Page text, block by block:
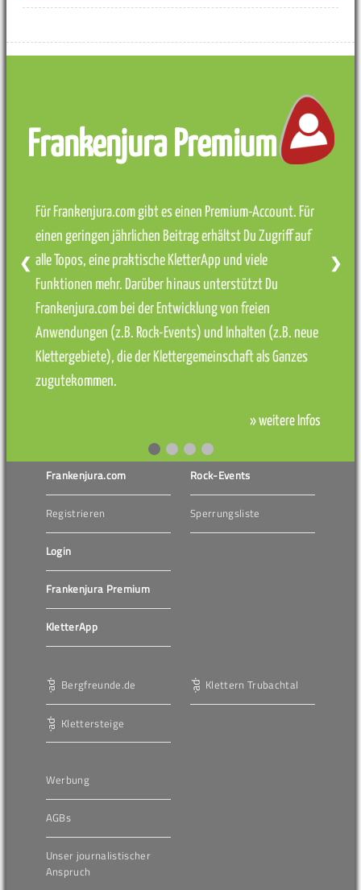
Frankenjura Premium
Für Frankenjura.com gibt es einen Premium-Account. Für
einen geringen jährlichen Beitrag erhältst Du Zugriff auf
alle Topos, eine praktische KletterApp und viele
Funktionen mehr. Darüber hinaus unterstützt Du
Frankenjura.com bei der Entwicklung von freien
Anwendungen (z.B. Rock-Events) und Inhalten (z.B. neue
Klettergebiete), die der Klettergemeinschaft als Ganzes
zugutekommen.
» weitere Infos
❮ ❯
Frankenjura.com
Registrieren
Login
Frankenjura Premium
KletterApp
Rock-Events
Sperrungsliste
Bergfreunde.de
Klettersteige
Klettern Trubachtal
Werbung
AGBs
Unser journalistischer
Anspruch